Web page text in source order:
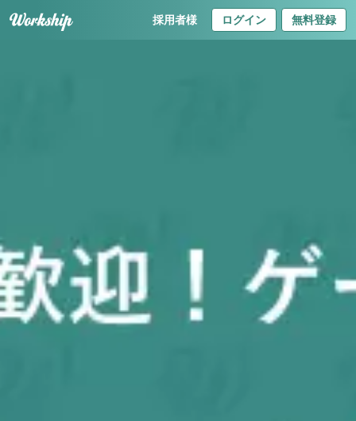
採用者様 ログイン 無料登録